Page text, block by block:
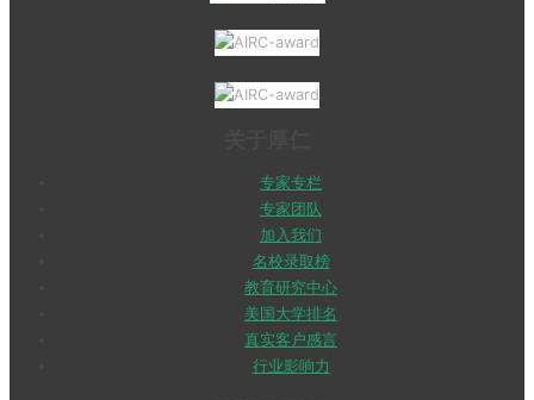
专家专栏
专家团队
加入我们
名校录取榜
教育研究中心
美国大学排名
真实客户感言
行业影响力